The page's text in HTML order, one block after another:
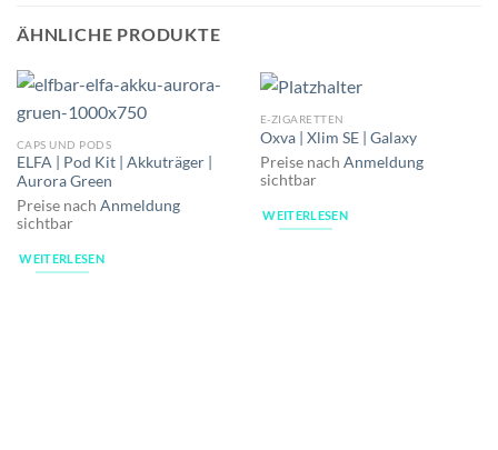
ÄHNLICHE PRODUKTE
CAPS UND PODS
ELFA | Pod Kit | Akkuträger |
Aurora Green
Preise nach Anmeldung
sichtbar
WEITERLESEN
E-ZIGARETTEN
Oxva | Xlim SE | Galaxy
Preise nach Anmeldung
sichtbar
WEITERLESEN